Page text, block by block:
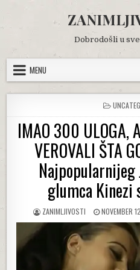
content
Dobrodošli u
MENU
POSTED
IN
IMAO 300 ULOGA,
VEROVALI ŠTA
Najpopularnijeg
glumca Kinezi
AUTHOR:
ZANIMLJIVOSTI
PUBLISHED
DATE:
NOVEMBER